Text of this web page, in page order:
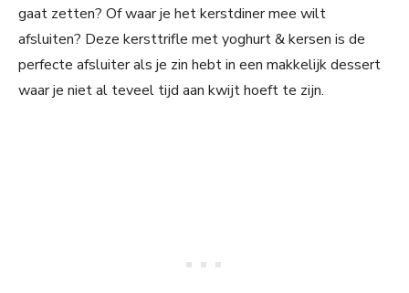
gaat zetten? Of waar je het kerstdiner mee wilt
afsluiten? Deze kersttrifle met yoghurt & kersen is de
perfecte afsluiter als je zin hebt in een makkelijk dessert
waar je niet al teveel tijd aan kwijt hoeft te zijn.